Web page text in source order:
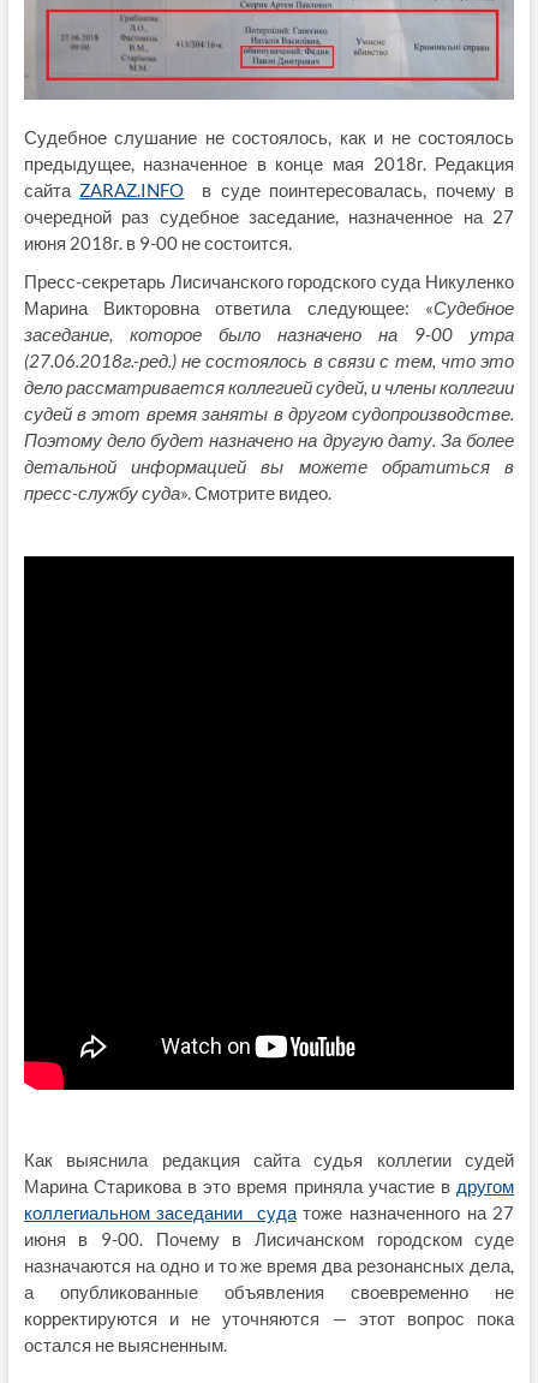
Судебное слушание не состоялось, как и не состоялось
предыдущее, назначенное в конце мая 2018г. Редакция
сайта ZARAZ.INFO в суде поинтересовалась, почему в
очередной раз судебное заседание, назначенное на 27
июня 2018г. в 9-00 не состоится.
Пресс-секретарь Лисичанского городского суда Никуленко
Марина Викторовна ответила следующее: «Судебное
заседание, которое было назначено на 9-00 утра
(27.06.2018г.-ред.) не состоялось в связи с тем, что это
дело рассматривается коллегией судей, и члены коллегии
судей в этот время заняты в другом судопроизводстве.
Поэтому дело будет назначено на другую дату. За более
детальной информацией вы можете обратиться в
пресс-службу суда». Смотрите видео.
Как выяснила редакция сайта судья коллегии судей
Марина Старикова в это время приняла участие в другом
коллегиальном заседании судатоже назначенного на 27
июня в 9-00. Почему в Лисичанском городском суде
назначаются на одно и то же время два резонансных дела,
а опубликованные объявления своевременно не
корректируются и не уточняются — этот вопрос пока
остался не выясненным.